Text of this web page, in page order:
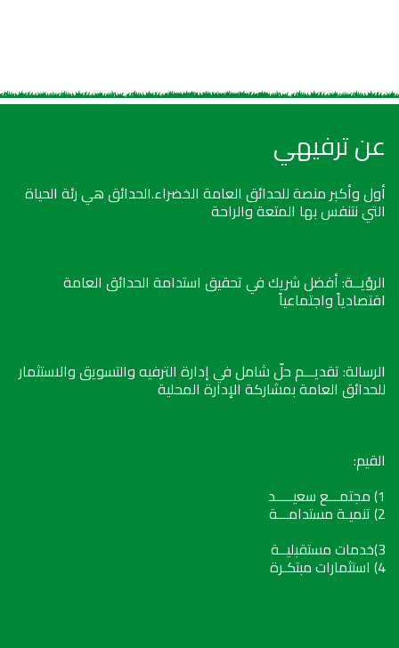
عن ترفيهي
أول وأكبر منصة للحدائق العامة الخضراء.الحدائق هي رئة الحياة
التي نتنفس بها المتعة والراحة
الرؤيــة: أفضل شريك في تحقيق استدامة الحدائق العامة
اقتصادياً واجتماعياً
الرسالة: تقديـــم حلّ شامل في إدارة الترفيه والتسويق والاستثمار
للحدائق العامة بمشاركة الإدارة المحلية
القيم:
1) مجتمـــع سعيـــــد
2) تنميـة مستدامـــة
3)خدمات مستقبليــة
4) استثمارات مبتكـرة